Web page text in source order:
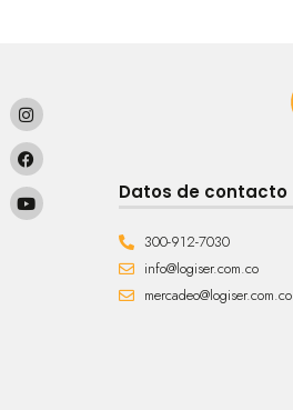
Datos de contacto
300-912-7030
info@logiser.com.co
mercadeo@logiser.com.co